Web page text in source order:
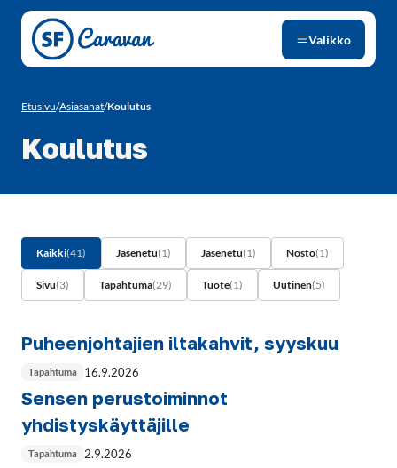
Siirry sivun sisältöön
Valikko
Etusivu/Asiasanat/Koulutus
Koulutus
Kaikki(41) Jäsenetu(1) Jäsenetu(1) Nosto(1)
Sivu(3) Tapahtuma(29) Tuote(1) Uutinen(5)
Puheenjohtajien iltakahvit, syyskuu
Tapahtuma 16.9.2026
Sensen perustoiminnot
yhdistyskäyttäjille
Tapahtuma 2.9.2026